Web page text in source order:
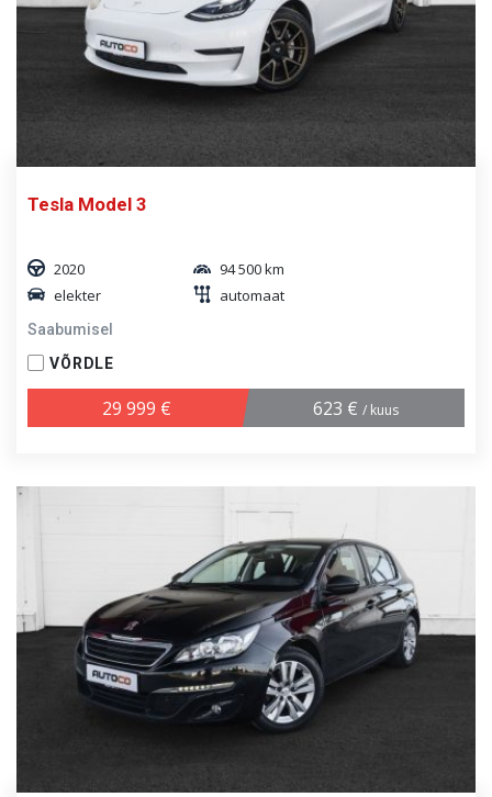
Tesla Model 3
2020
94 500 km
elekter
automaat
Saabumisel
VÕRDLE
29 999 € 623 € / kuus